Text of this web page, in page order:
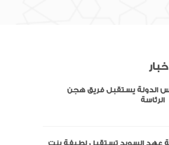
الدولة يستقبل فريق هجن
عهد السويد تستقبل لطيفة بنت